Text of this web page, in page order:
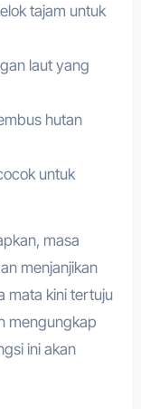
tajam untuk
laut yang
hutan
untuk
masa
menjanjikan
mata kini tertuju
mengungkap
ini akan